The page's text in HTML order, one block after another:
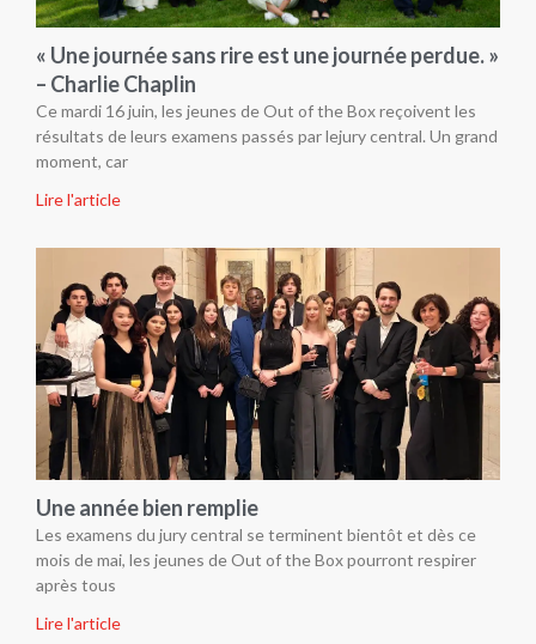
« Une journée sans rire est une journée perdue. »
– Charlie Chaplin
Ce mardi 16 juin, les jeunes de Out of the Box reçoivent les
résultats de leurs examens passés par lejury central. Un grand
moment, car
Lire l'article
Une année bien remplie
Les examens du jury central se terminent bientôt et dès ce
mois de mai, les jeunes de Out of the Box pourront respirer
après tous
Lire l'article